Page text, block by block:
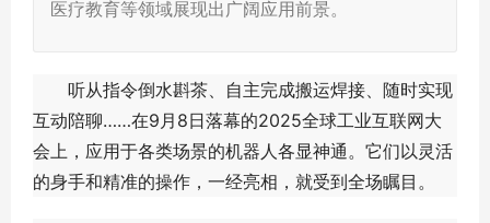
医疗教育等领域展现出广阔应用前景。
听从指令倒水斟茶、自主完成搬运焊接、随时实现
互动陪聊……在9月8日落幕的2025全球工业互联网大
会上，应用于各类场景的机器人各显神通。它们以灵活
的身手和精准的操作，一经亮相，就受到全场瞩目。